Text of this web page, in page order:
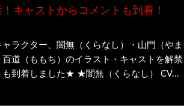
キャストからコメントも到着！
ャラクター、闇無（くらなし）・山門（や
百道（ももち）のイラスト・キャストを解
も到着しました★ ★闇無（くらなし） CV...